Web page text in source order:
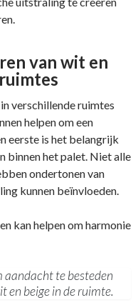
van wit en
verschillende ruimtes
helpen om een
eerste is het belangrijk
binnen het palet. Niet alle
ondertonen van
kunnen beïnvloeden.
kan helpen om harmonie
aandacht te besteden
en beige in de ruimte.